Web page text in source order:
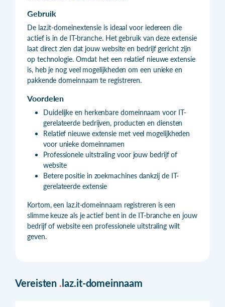
Gebruik
De laz.it-domeinextensie is ideaal voor iedereen die
actief is in de IT-branche. Het gebruik van deze extensie
laat direct zien dat jouw website en bedrijf gericht zijn
op technologie. Omdat het een relatief nieuwe extensie
is, heb je nog veel mogelijkheden om een unieke en
pakkende domeinnaam te registreren.
Voordelen
Duidelijke en herkenbare domeinnaam voor IT-
gerelateerde bedrijven, producten en diensten
Relatief nieuwe extensie met veel mogelijkheden
voor unieke domeinnamen
Professionele uitstraling voor jouw bedrijf of
website
Betere positie in zoekmachines dankzij de IT-
gerelateerde extensie
Kortom, een laz.it-domeinnaam registreren is een
slimme keuze als je actief bent in de IT-branche en jouw
bedrijf of website een professionele uitstraling wilt
geven.
Vereisten .laz.it-domeinnaam